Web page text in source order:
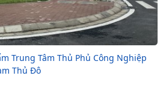
Trung Tâm Thủ Phủ Công Nghiệp
Thủ Đô